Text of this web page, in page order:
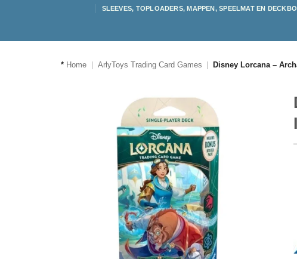
SLEEVES, TOPLOADERS, MAPPEN, SPEELMAT EN
* Home ArlyToys Trading Card Games Disney Lorcana –